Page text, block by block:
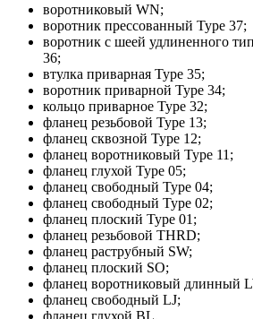
воротниковый WN;
воротник прессованный Type 37;
воротник с шеей удлиненного
36;
втулка приварная Type 35;
воротник приварной Type 34;
кольцо приварное Type 32;
фланец резьбовой Type 13;
фланец сквозной Type 12;
фланец воротниковый Type 11;
фланец глухой Type 05;
фланец свободный Type 04;
фланец свободный Type 02;
фланец плоский Type 01;
фланец резьбовой THRD;
фланец раструбный SW;
фланец плоский SO;
фланец воротниковый длинный
фланец свободный LJ;
фланец глухой BL.